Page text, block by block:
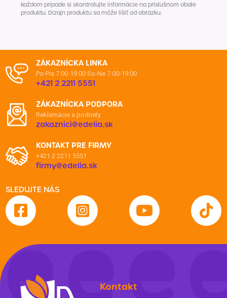
každom prípade si skontrolujte informácie na príslušnom obale
produktu. Dizajn produktu sa môže líšiť od obrázku.
ZÁKAZNÍCKA LINKA
Po-Pia 7:00-19:00 So-Ne 7:00-19:00
+421 2 2211 5551
ZÁKAZNÍCKA PODPORA
Reklamácie a podnety
zakaznici@edelia.sk
KONTAKT PRE FIRMY
+421 2 2211 5551
firmy@edelia.sk
SLEDUJTE NÁS
Kontakt